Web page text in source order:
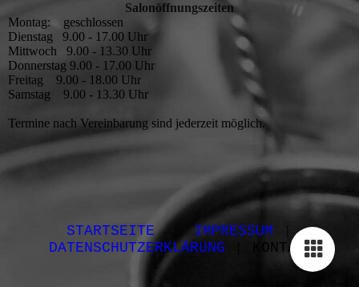
Salonöffnungszeiten
Montag: geschlossen
Dienstag 9.00 - 17.00 Uhr
Mittwoch 9.00 - 13.30 Uhr
Donnerstag 9.00 - 17.00 Uhr
Freitag 9.00 - 18.00 Uhr
Samstag 9.00 - 13.30 Uhr
Termine nach Vereinbarung sind jederzeit möglich.
STARTSEITE| IMPRESSUM
DATENSCHUTZERKLÄRUNG
KONTAKT